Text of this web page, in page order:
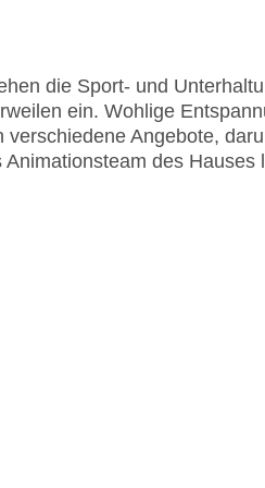
die Sport- und
ein. Wohlige
verschiedene Angebote,
des